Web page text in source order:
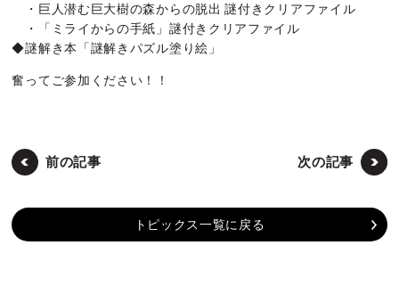
・巨人潜む巨大樹の森からの脱出 謎付きクリアファイル
・「ミライからの手紙」謎付きクリアファイル
◆謎解き本「謎解きパズル塗り絵」
奮ってご参加ください！！
前の記事 次の記事
トピックス一覧に戻る